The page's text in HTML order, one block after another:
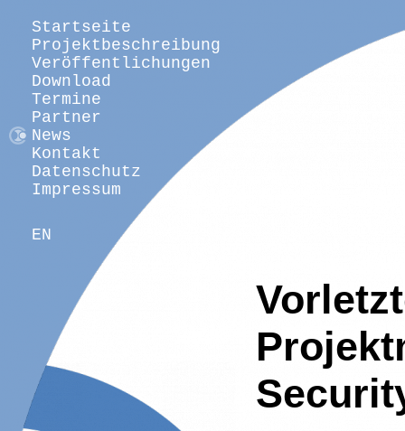
Startseite
Projektbeschreibung
Veröffentlichungen
Download
Termine
Partner
News
Kontakt
Datenschutz
Impressum
EN